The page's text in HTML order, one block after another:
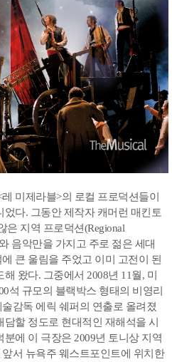
미제라블>의 로컬 프로덕션들이
다. 그동안 제작자 캐머런 매킨토
은 지역 프로덕션(Regional
음악만을 가지고 주로 젊은 세대
큰 울림을 주었고 이미 고전이 된
왔다. 그중에서 2008년 11월, 미
석 규모의 블랙박스 형태의 비영리
감독 에릭 쉐퍼의 연출로 올려졌
할 정도로 현대적인 재해석을 시
에 이 극장은 2009년 토니상 지역
서 뉴욕주 웨스트포인트에 위치한